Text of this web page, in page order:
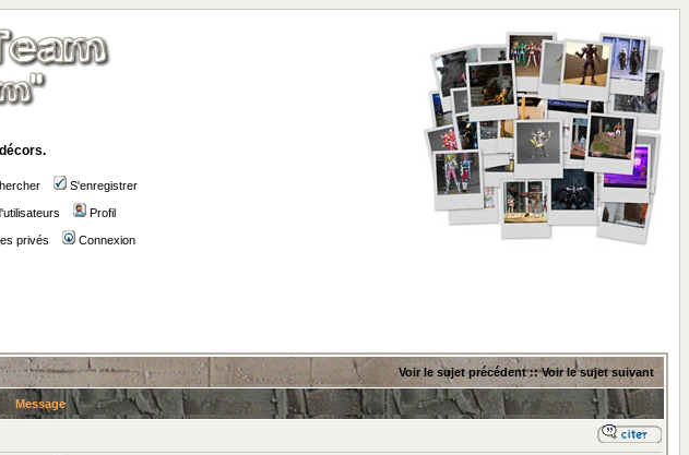
S'enregistrer
Profil
privés Connexion
Voir le sujet précédent::Voir le sujet suivant
Message